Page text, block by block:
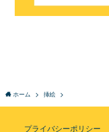
ホーム 挿絵
プライバシーポリシー